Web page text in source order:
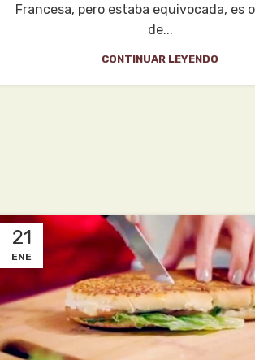
Francesa, pero estaba equivocada, es
de...
CONTINUAR LEYENDO
21
ENE